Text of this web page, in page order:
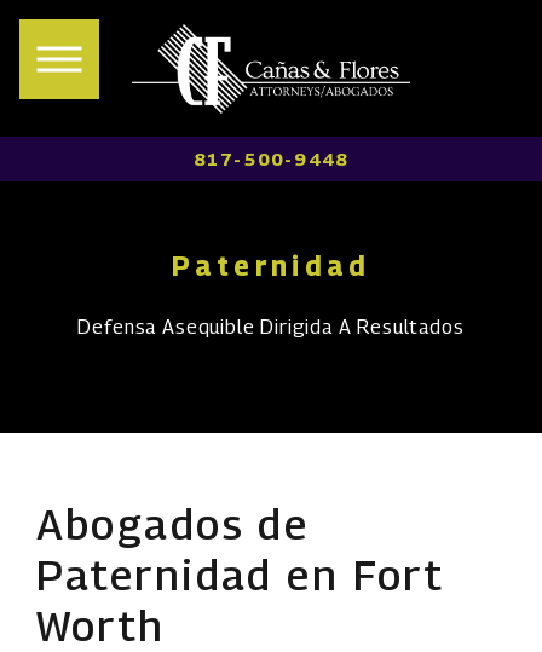
817-500-9448
Paternidad
Defensa Asequible Dirigida A Resultados
Abogados de
Paternidad en Fort
Worth